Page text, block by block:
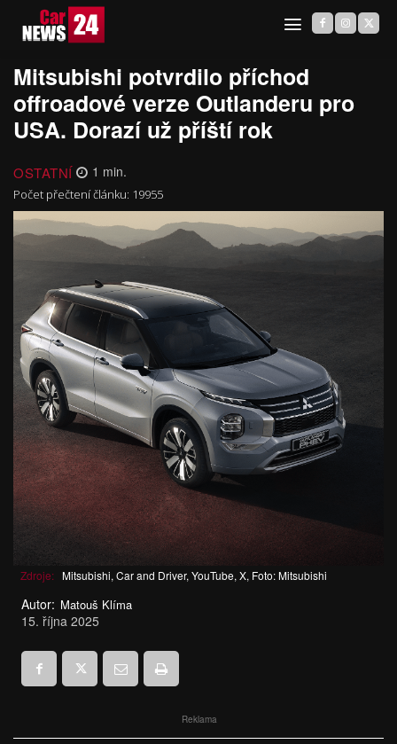
Mitsubishi potvrdilo příchod
offroadové verze Outlanderu pro
USA. Dorazí už příští rok
OSTATNÍ 1 min.
Počet přečtení článku: 19955
Zdroje: Mitsubishi, Car and Driver, YouTube, X, Foto: Mitsubishi
Autor: Matouš Klíma
15. října 2025
Reklama